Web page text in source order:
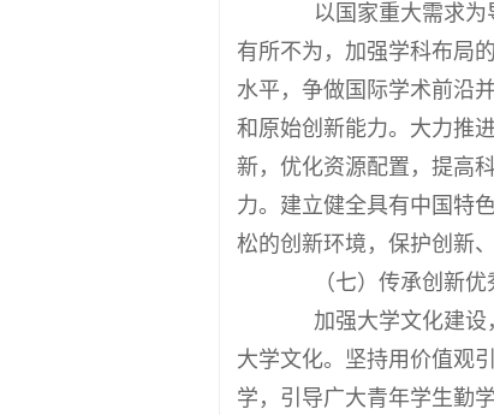
以国家重大需求为导
有所不为，加强学科布局
水平，争做国际学术前沿
和原始创新能力。大力推
新，优化资源配置，提高
力。建立健全具有中国特
松的创新环境，保护创新
（七）传承创新优
加强大学文化建设，
大学文化。坚持用价值观
学，引导广大青年学生勤